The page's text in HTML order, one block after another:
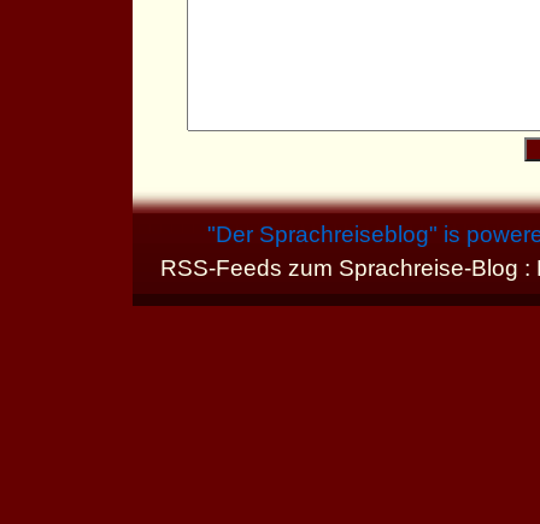
"Der Sprachreiseblog" is
RSS-Feeds zum Sprachreise-Blog :